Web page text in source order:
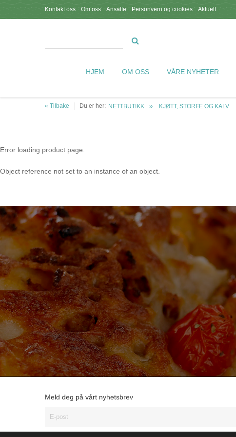
Kontakt oss Om oss Ansatte Personvern og cookies Aktuelt
HJEM OM OSS VÅRE NYHETER
« Tilbake Du er her: NETTBUTIKK KJØTT, STORFE OG KALV
Error loading product page.
Object reference not set to an instance of an object.
Meld deg på vårt nyhetsbrev